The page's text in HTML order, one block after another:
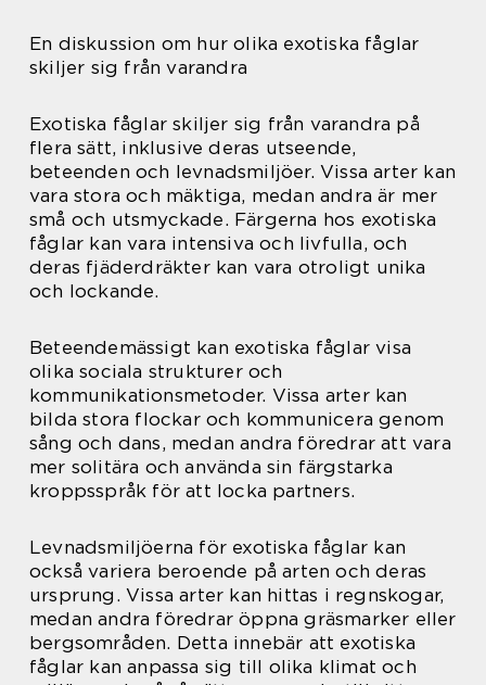
En diskussion om hur olika exotiska fåglar
skiljer sig från varandra
Exotiska fåglar skiljer sig från varandra på
flera sätt, inklusive deras utseende,
beteenden och levnadsmiljöer. Vissa arter kan
vara stora och mäktiga, medan andra är mer
små och utsmyckade. Färgerna hos exotiska
fåglar kan vara intensiva och livfulla, och
deras fjäderdräkter kan vara otroligt unika
och lockande.
Beteendemässigt kan exotiska fåglar visa
olika sociala strukturer och
kommunikationsmetoder. Vissa arter kan
bilda stora flockar och kommunicera genom
sång och dans, medan andra föredrar att vara
mer solitära och använda sin färgstarka
kroppsspråk för att locka partners.
Levnadsmiljöerna för exotiska fåglar kan
också variera beroende på arten och deras
ursprung. Vissa arter kan hittas i regnskogar,
medan andra föredrar öppna gräsmarker eller
bergsområden. Detta innebär att exotiska
fåglar kan anpassa sig till olika klimat och